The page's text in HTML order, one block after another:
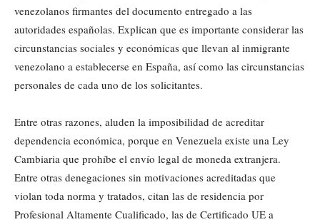
venezolanos firmantes del documento entregado a las
autoridades españolas. Explican que es importante considerar las
circunstancias sociales y económicas que llevan al inmigrante
venezolano a establecerse en España, así como las circunstancias
personales de cada uno de los solicitantes.
Entre otras razones, aluden la imposibilidad de acreditar
dependencia económica, porque en Venezuela existe una Ley
Cambiaria que prohíbe el envío legal de moneda extranjera.
Entre otras denegaciones sin motivaciones acreditadas que
violan toda norma y tratados, citan las de residencia por
Profesional Altamente Cualificado, las de Certificado UE a